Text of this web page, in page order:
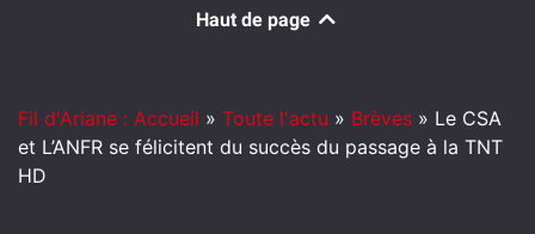
Haut de page
Fil d'Ariane : Accueil » Toute l'actu » Brèves » Le CSA
et L’ANFR se félicitent du succès du passage à la TNT
HD